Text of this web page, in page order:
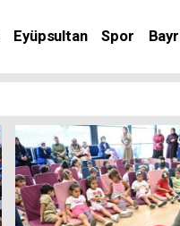
Eyüpsultan Spor